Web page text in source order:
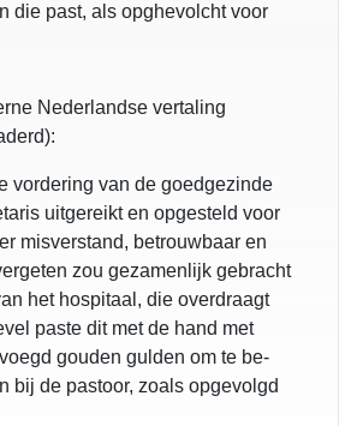
die past, als opghevolcht voor
Nederlandse vertaling
vordering van de goedgezinde
uitgereikt en opgesteld voor
misverstand, betrouwbaar en
zou gezamenlijk gebracht
het hospitaal, die overdraagt
paste dit met de hand met
gouden gulden om te be-
bij de pastoor, zoals opgevolgd